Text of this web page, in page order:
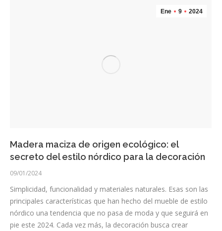
Ene 9 2024
Madera maciza de origen ecológico: el
secreto del estilo nórdico para la decoración
09/01/2024
Simplicidad, funcionalidad y materiales naturales. Esas son las
principales características que han hecho del mueble de estilo
nórdico una tendencia que no pasa de moda y que seguirá en
pie este 2024. Cada vez más, la decoración busca crear